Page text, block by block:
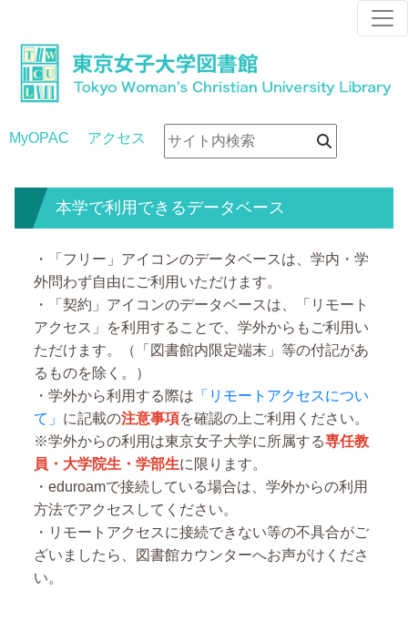
MyOPAC アクセス
本学で利用できるデータベース
・「フリー」アイコンのデータベースは、学内・学
外問わず自由にご利用いただけます。
・「契約」アイコンのデータベースは、「リモート
アクセス」を利用することで、学外からもご利用い
ただけます。（「図書館内限定端末」等の付記があ
るものを除く。）
・学外から利用する際は 「リモートアクセスについ
て」 に記載の注意事項を確認の上ご利用ください。
※学外からの利用は東京女子大学に所属する専任教
員・大学院生・学部生に限ります。
・eduroamで接続している場合は、学外からの利用
方法でアクセスしてください。
・リモートアクセスに接続できない等の不具合がご
ざいましたら、図書館カウンターへお声がけくださ
い。